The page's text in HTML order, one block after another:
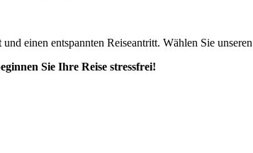
und einen entspannten Reiseantritt. Wählen Sie
Sie Ihre Reise stressfrei!